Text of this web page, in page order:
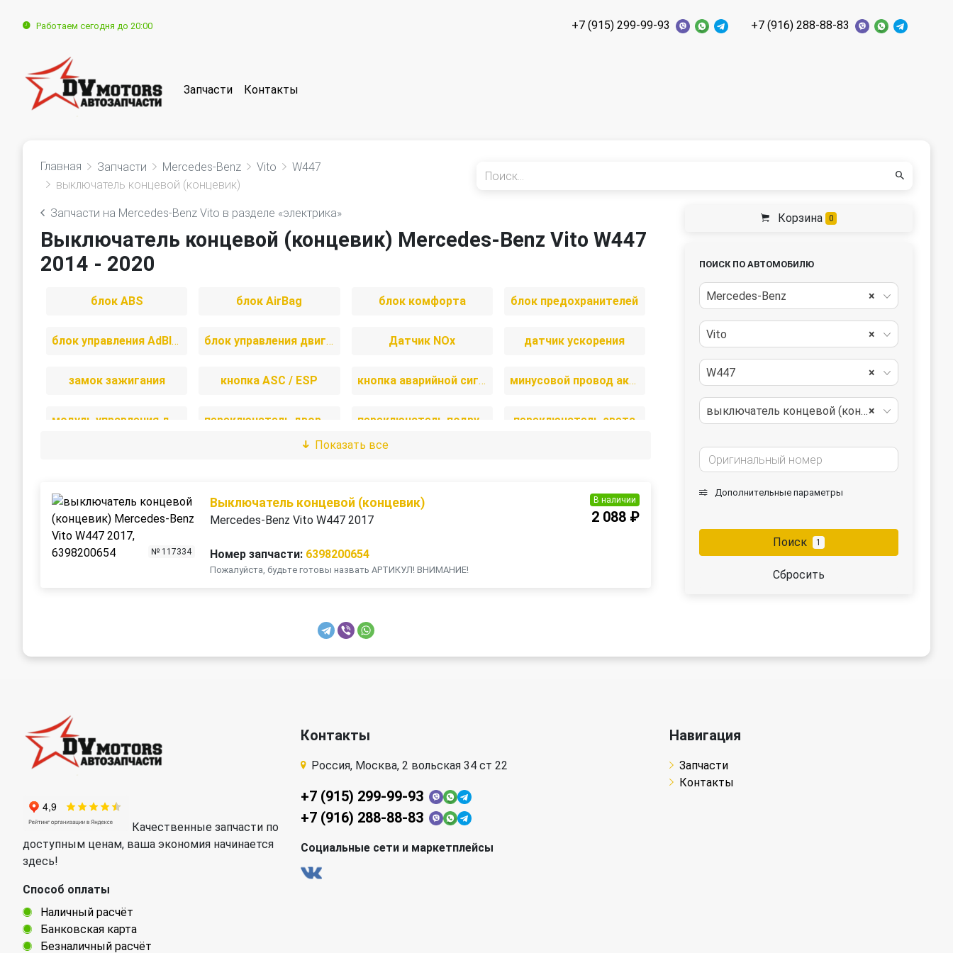
Работаем сегодня до 20:00 +7 (915) 299-99-93 +7 (916) 288-88-83
Запчасти Контакты
Главная Запчасти Mercedes-Benz Vito
W447
выключатель концевой (концевик)
Запчасти на Mercedes-Benz Vito в разделе «электрика»
Выключатель концевой (концевик) Mercedes-Benz Vito W447
2014 - 2020
блок ABS блок AirBag блок комфорта блок предохранителей
блок управления AdBlue блок управления двигателем Датчик NOx датчик ускорения
замок зажигания кнопка ASC / ESP кнопка аварийной сигнализации минусовой провод аккумулятора
переключатель подрулевой (стрекоза) переключатель света
Показать все
№ 117334
Выключатель концевой (концевик)
Mercedes-Benz Vito W447 2017
Номер запчасти: 6398200654
Пожалуйста, будьте готовы назвать АРТИКУЛ! ВНИМАНИЕ!
В наличии
2 088 ₽
Корзина 0
ПОИСК ПО АВТОМОБИЛЮ
×
Mercedes-Benz
×
Vito
×
W447
×
выключатель концевой (концевик)
Дополнительные параметры
Поиск 1
Сбросить
Качественные запчасти по
доступным ценам, ваша экономия начинается
здесь!
Способ оплаты
Наличный расчёт
Банковская карта
Безналичный расчёт
Контакты
Россия, Москва, 2 вольская 34 ст 22
+7 (915) 299-99-93
+7 (916) 288-88-83
Социальные сети и маркетплейсы
Навигация
Запчасти
Контакты